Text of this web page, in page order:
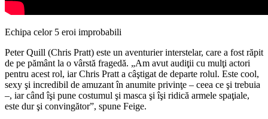
Echipa celor 5 eroi improbabili
Peter Quill (Chris Pratt) este un aventurier interstelar, care a fost răpit
de pe pământ la o vârstă fragedă. „Am avut audiţii cu mulţi actori
pentru acest rol, iar Chris Pratt a câştigat de departe rolul. Este cool,
sexy şi incredibil de amuzant în anumite privinţe – ceea ce şi trebuia
–, iar când îşi pune costumul şi masca şi îşi ridică armele spaţiale,
este dur şi convingător”, spune Feige.